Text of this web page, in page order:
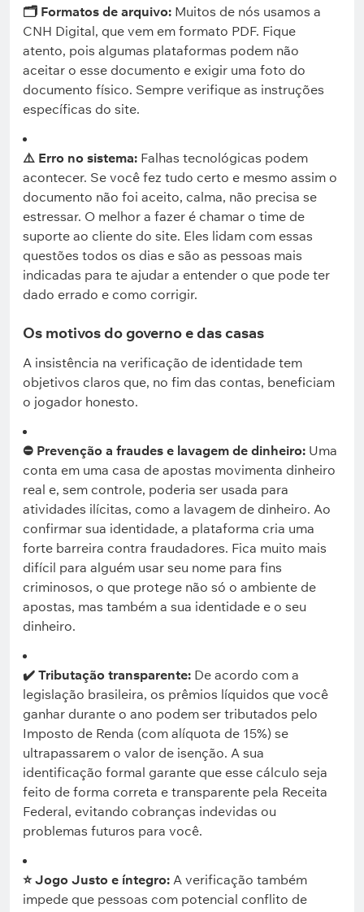
🗂️ Formatos de arquivo: Muitos de nós usamos a
CNH Digital, que vem em formato PDF. Fique
atento, pois algumas plataformas podem não
aceitar o esse documento e exigir uma foto do
documento físico. Sempre verifique as instruções
específicas do site.
⚠️ Erro no sistema: Falhas tecnológicas podem
acontecer. Se você fez tudo certo e mesmo assim o
documento não foi aceito, calma, não precisa se
estressar. O melhor a fazer é chamar o time de
suporte ao cliente do site. Eles lidam com essas
questões todos os dias e são as pessoas mais
indicadas para te ajudar a entender o que pode ter
dado errado e como corrigir.
Os motivos do governo e das casas
A insistência na verificação de identidade tem
objetivos claros que, no fim das contas, beneficiam
o jogador honesto.
⛔ Prevenção a fraudes e lavagem de dinheiro: Uma
conta em uma casa de apostas movimenta dinheiro
real e, sem controle, poderia ser usada para
atividades ilícitas, como a lavagem de dinheiro. Ao
confirmar sua identidade, a plataforma cria uma
forte barreira contra fraudadores. Fica muito mais
difícil para alguém usar seu nome para fins
criminosos, o que protege não só o ambiente de
apostas, mas também a sua identidade e o seu
dinheiro.
✔️ Tributação transparente: De acordo com a
legislação brasileira, os prêmios líquidos que você
ganhar durante o ano podem ser tributados pelo
Imposto de Renda (com alíquota de 15%) se
ultrapassarem o valor de isenção. A sua
identificação formal garante que esse cálculo seja
feito de forma correta e transparente pela Receita
Federal, evitando cobranças indevidas ou
problemas futuros para você.
⭐ Jogo Justo e íntegro: A verificação também
impede que pessoas com potencial conflito de